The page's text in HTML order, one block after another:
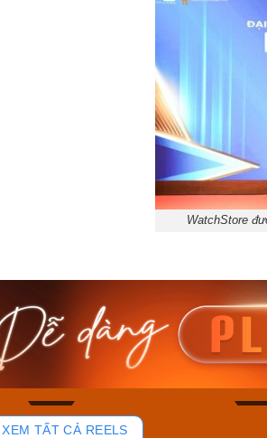
WatchStore
47
Casio Nam MTS-
RS100L-1AVDF
4.276.000₫
3.634.600₫
Casio
230EL-
Mua
XEM TẤT CẢ REELS